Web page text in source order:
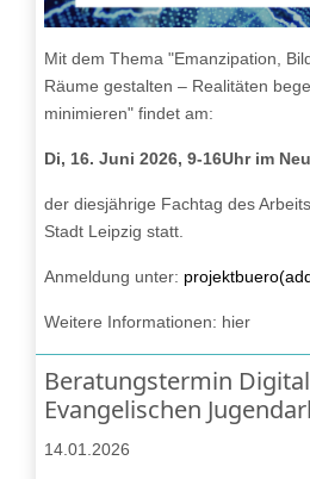
Mit dem Thema "Emanzipation,
Räume gestalten – Realitäten
minimieren" findet am:
Di, 16. Juni 2026, 9-16Uhr im
der diesjährige Fachtag des
Stadt Leipzig statt.
Anmeldung unter:
Weitere Informationen: hier
Beratungstermin
Evangelischen
14.01.2026